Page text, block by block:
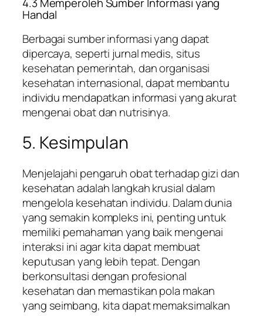
4.3 Memperoleh Sumber Informasi yang
Handal
Berbagai sumber informasi yang dapat
dipercaya, seperti jurnal medis, situs
kesehatan pemerintah, dan organisasi
kesehatan internasional, dapat membantu
individu mendapatkan informasi yang akurat
mengenai obat dan nutrisinya.
5. Kesimpulan
Menjelajahi pengaruh obat terhadap gizi dan
kesehatan adalah langkah krusial dalam
mengelola kesehatan individu. Dalam dunia
yang semakin kompleks ini, penting untuk
memiliki pemahaman yang baik mengenai
interaksi ini agar kita dapat membuat
keputusan yang lebih tepat. Dengan
berkonsultasi dengan profesional
kesehatan dan memastikan pola makan
yang seimbang, kita dapat memaksimalkan